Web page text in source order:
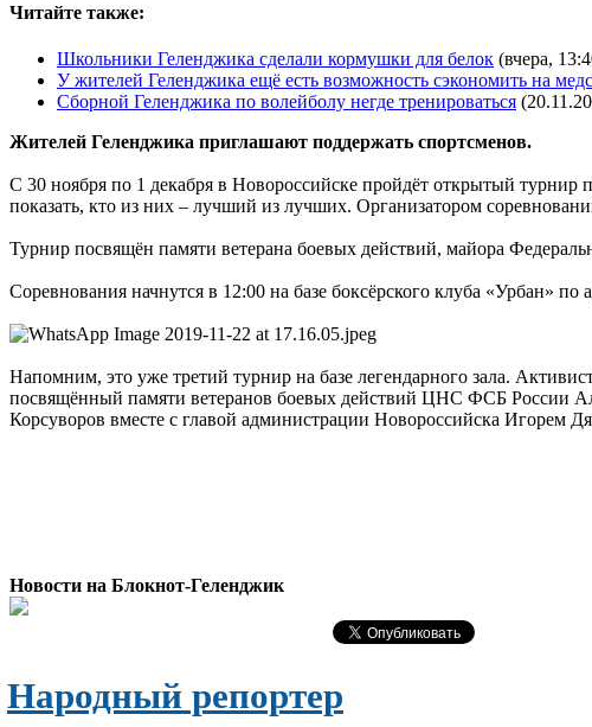
Читайте также:
Школьники Геленджика сделали кормушки для белок (вчера,
У жителей Геленджика ещё есть возможность сэкономить на
Сборной Геленджика по волейболу негде тренироваться
Жителей Геленджика приглашают поддержать спортсменов.
С 30 ноября по 1 декабря в Новороссийске пройдёт открытый
показать, кто из них – лучший из лучших. Организатором
Турнир посвящён памяти ветерана боевых действий, майора
Соревнования начнутся в 12:00 на базе боксёрского клуба «Урбан»
Напомним, это уже третий турнир на базе легендарного зала.
посвящённый памяти ветеранов боевых действий ЦНС ФСБ России
Корсуворов вместе с главой администрации Новороссийска Игорем
Новости на Блoкнoт-Геленджик
Народный репортер